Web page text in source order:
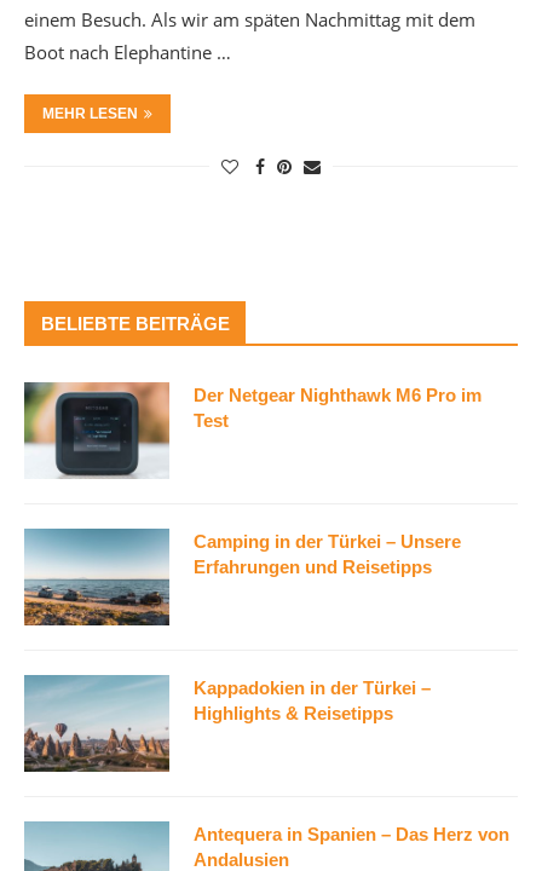
einem Besuch. Als wir am späten Nachmittag mit dem
Boot nach Elephantine …
MEHR LESEN
BELIEBTE BEITRÄGE
Der Netgear Nighthawk M6 Pro im
Test
Camping in der Türkei – Unsere
Erfahrungen und Reisetipps
Kappadokien in der Türkei –
Highlights & Reisetipps
Antequera in Spanien – Das Herz von
Andalusien